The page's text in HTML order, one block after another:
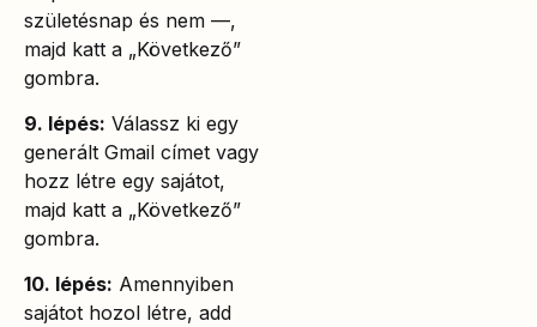
születésnap és nem —,
majd katt a „Következő”
gombra.
9. lépés: Válassz ki egy
generált Gmail címet vagy
hozz létre egy sajátot,
majd katt a „Következő”
gombra.
10. lépés: Amennyiben
sajátot hozol létre, add